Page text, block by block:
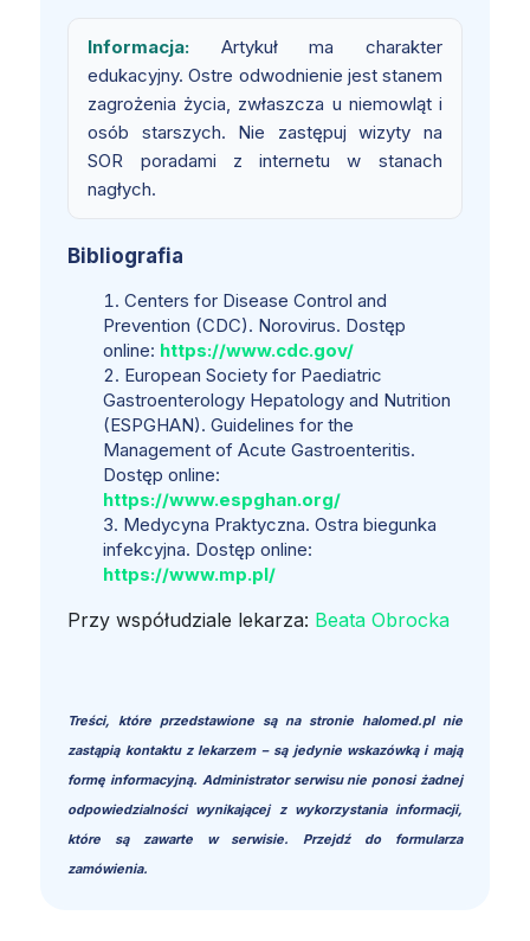
Informacja: Artykuł ma charakter
edukacyjny. Ostre odwodnienie jest stanem
zagrożenia życia, zwłaszcza u niemowląt i
osób starszych. Nie zastępuj wizyty na
SOR poradami z internetu w stanach
nagłych.
Bibliografia
Centers for Disease Control and
Prevention (CDC). Norovirus. Dostęp
online: https://www.cdc.gov/
European Society for Paediatric
Gastroenterology Hepatology and Nutrition
(ESPGHAN). Guidelines for the
Management of Acute Gastroenteritis.
Dostęp online:
https://www.espghan.org/
Medycyna Praktyczna. Ostra biegunka
infekcyjna. Dostęp online:
https://www.mp.pl/
Przy współudziale lekarza: Beata Obrocka
Treści, które przedstawione są na stronie halomed.pl nie
zastąpią kontaktu z lekarzem – są jedynie wskazówką i mają
formę informacyjną. Administrator serwisu nie ponosi żadnej
odpowiedzialności wynikającej z wykorzystania informacji,
które są zawarte w serwisie. Przejdź do formularza
zamówienia.